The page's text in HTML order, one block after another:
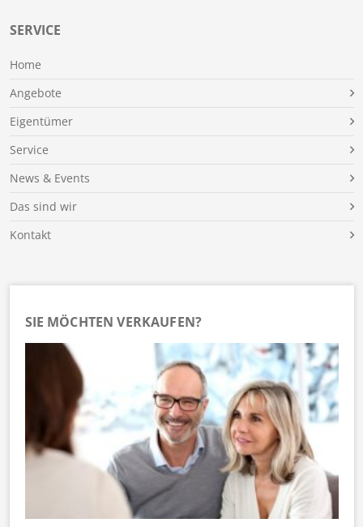
SERVICE
Home
Angebote
Eigentümer
Service
News & Events
Das sind wir
Kontakt
SIE MÖCHTEN VERKAUFEN?